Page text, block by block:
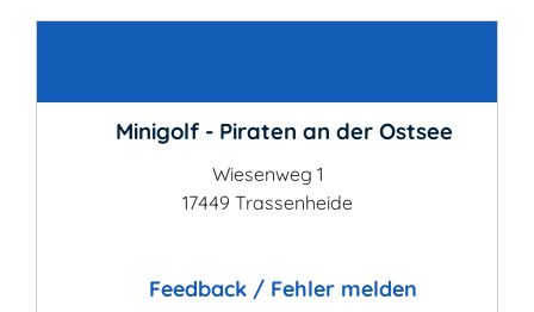
Minigolf - Piraten an der Ostsee
Wiesenweg 1
17449 Trassenheide
Feedback / Fehler melden